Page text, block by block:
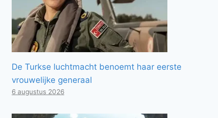
De Turkse luchtmacht benoemt haar eerste
vrouwelijke generaal
6 augustus 2026